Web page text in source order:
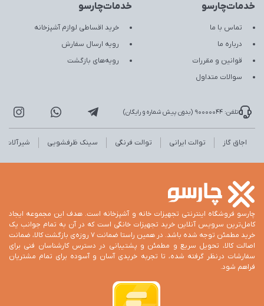
خدمات‌چارسو
تماس با ما
درباره ما
قوانین و مقررات
سوالات متداول
خدمات‌چارسو
خرید اقساطی لوازم آشپزخانه
رویه ارسال سفارش
رویه‌های بازگشت
تلفن: 90000044 (بدون پیش شماره و رایگان)
اجاق گاز توالت ایرانی توالت فرنگی سینک ظرفشویی شیرآلات
چارسو فروشگاه اینترنتی تجهیزات خانه و آشپزخانه است. هدف این مجموعه ایجاد
کامل‌ترین سرویس آنلاین خرید تجهیزات خانگی است که در آن به تمام جوانب یک
خرید مطمئن توجه شده باشد. در همین راستا ضمانت 7 روزه‌ی بازگشت کالا، ضمانت
اصالت کالا، تحویل سریع و مطمئن و پشتیبانی در دسترس کارشناسان فنی برای
سفارشات درنظر گرفته شده، تا تجربه خریدی آسان و آسوده برای تمام مشتریان
فراهم شود.